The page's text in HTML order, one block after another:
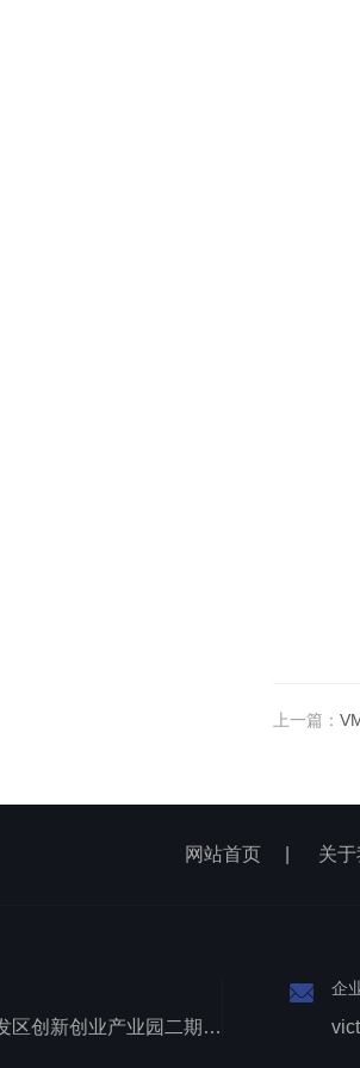
上一篇：
网站首页 关
泰州经济开发区创新创业产业园二期1号厂房西侧三层
企